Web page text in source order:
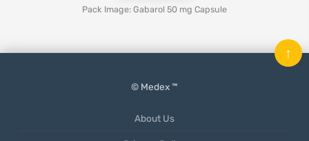
Pack Image: Gabarol 50 mg Capsule
© Medex ™
About Us
↑